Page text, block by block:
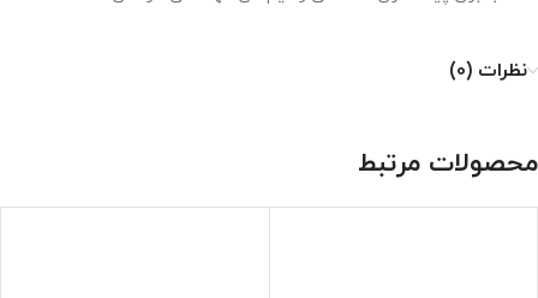
نظرات (0)
محصولات مرتبط